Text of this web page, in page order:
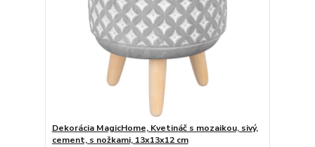
Dekorácia MagicHome, Kvetináč s mozaikou, sivý,
cement, s nožkami, 13x13x12 cm